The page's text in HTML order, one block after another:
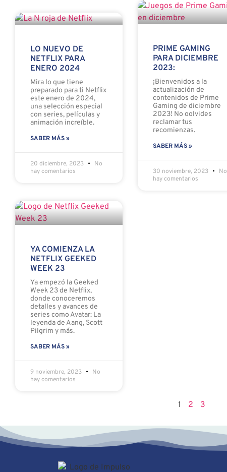
LO NUEVO DE
NETFLIX PARA
ENERO 2024
Mira lo que tiene
preparado para ti Netflix
este enero de 2024,
una selección especial
con series, películas y
animación increíble.
SABER MÁS »
20 diciembre, 2023
No
hay comentarios
PRIME GAMING
PARA DICIEMBRE
2023:
¡Bienvenidos a la
actualización de
contenidos de Prime
Gaming de diciembre
2023! No oolvides
reclamar tus
recomienzas.
SABER MÁS »
30 noviembre, 2023
No
hay comentarios
YA COMIENZA LA
NETFLIX GEEKED
WEEK 23
Ya empezó la Geeked
Week 23 de Netflix,
donde conoceremos
detalles y avances de
series como Avatar: La
leyenda de Aang, Scott
Pilgrim y más.
SABER MÁS »
9 noviembre, 2023
No
hay comentarios
1 2 3